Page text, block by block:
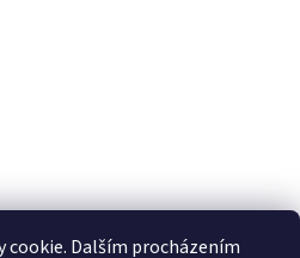
cookie. Dalším procházením
vody